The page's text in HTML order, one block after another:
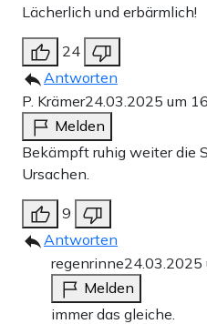
Lächerlich und erbärmlich!
24
Antworten
P. Krämer24.03.2025 um
Melden
Bekämpft ruhig weiter die
Ursachen.
9
Antworten
regenrinne24.03.2025
Melden
immer das gleiche.